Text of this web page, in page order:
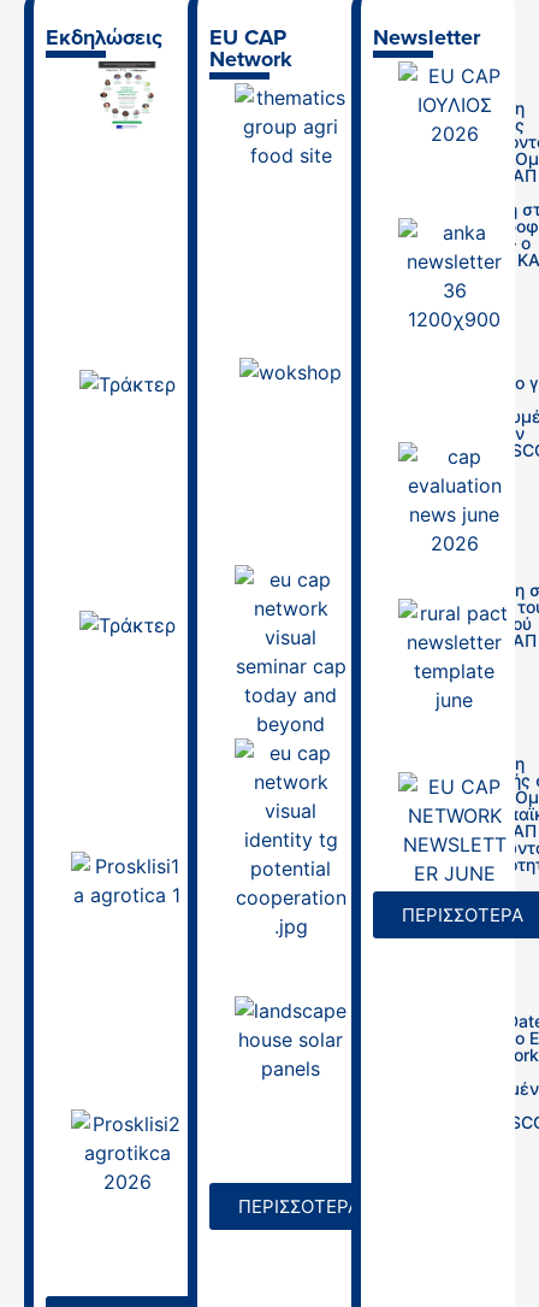
Εκδηλώσεις
Ημερίδα “Ο
ρόλος της
γεωργικής
συμβουλευτικής
στο πλαίσιο της
ΚΑΠ και οι
27.03.2026 |
Τεχνική
συνάντηση Σ.Σ.
ΚΑΠ 2023-2027
Σχέδια
βελτίωσης και
χρηματοδοτικά
εργαλεία
Agrotica 2026|
Ημερίδα
Ενημέρωσης για
την Αγροτική
Εκπαίδευση και
10:00πμ
ψυχή της
ελληνικής γης»,
13/03/2026,
18:30
EU CAP
Network
Πρόσκληση
Εκδήλωσης
Θεματική
Δικτύου
Μετάβαση
Σύστημα – ο
ρόλος της
29/01/2026
Εργαστήριο
ν επιλογών
κόστους
στην ΚΑΠ
16/09/2025
Πρόσκληση
Σεμινάριο
Ευρωπαϊκού
Δικτύου ΚΑΠ
26/08/2025
Πρόσκληση
συμμετοχής
Θεματική
του
Δικτύου ΚΑΠ
τις
της
13/08/2025
Save the
Εργαστήριο
CAP
Κόστους
ΠΕΡΙΣΣΟΤΕΡΑ
Newsletter
ΠΕΡΙΣΣΟΤΕΡΑ